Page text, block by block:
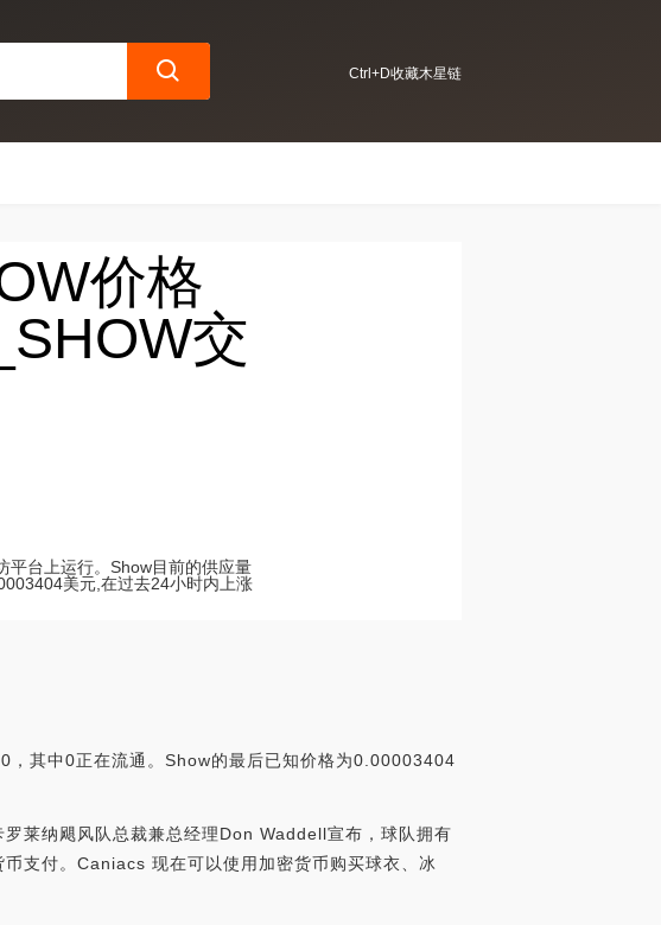
Ctrl+D收藏木星链
价格
交
平台上运行。Show目前的供应量
美元,在过去24小时内上涨
其中0正在流通。Show的最后已知价格为0.00003404
莱纳飓风队总裁兼总经理Don Waddell宣布，球队拥有
支付。Caniacs 现在可以使用加密货币购买球衣、冰